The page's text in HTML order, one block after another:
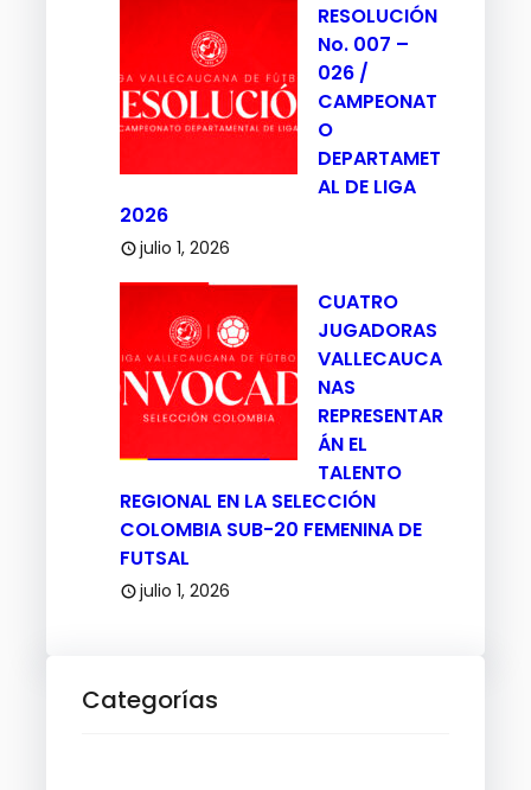
RESOLUCIÓN
No. 007 –
026 /
CAMPEONAT
O
DEPARTAMET
AL DE LIGA
2026
julio 1, 2026
CUATRO
JUGADORAS
VALLECAUCA
NAS
REPRESENTAR
ÁN EL
TALENTO
REGIONAL EN LA SELECCIÓN
COLOMBIA SUB-20 FEMENINA DE
FUTSAL
julio 1, 2026
Categorías